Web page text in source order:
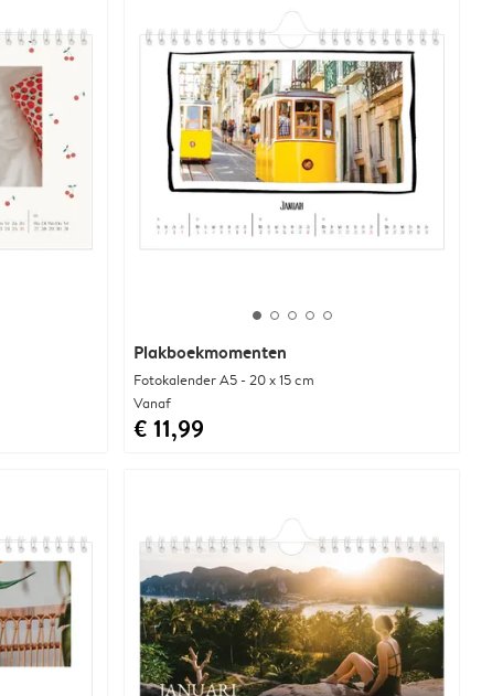
Plakboekmomenten
Fotokalender A5 - 20 x 15 cm
Vanaf
€ 11,99